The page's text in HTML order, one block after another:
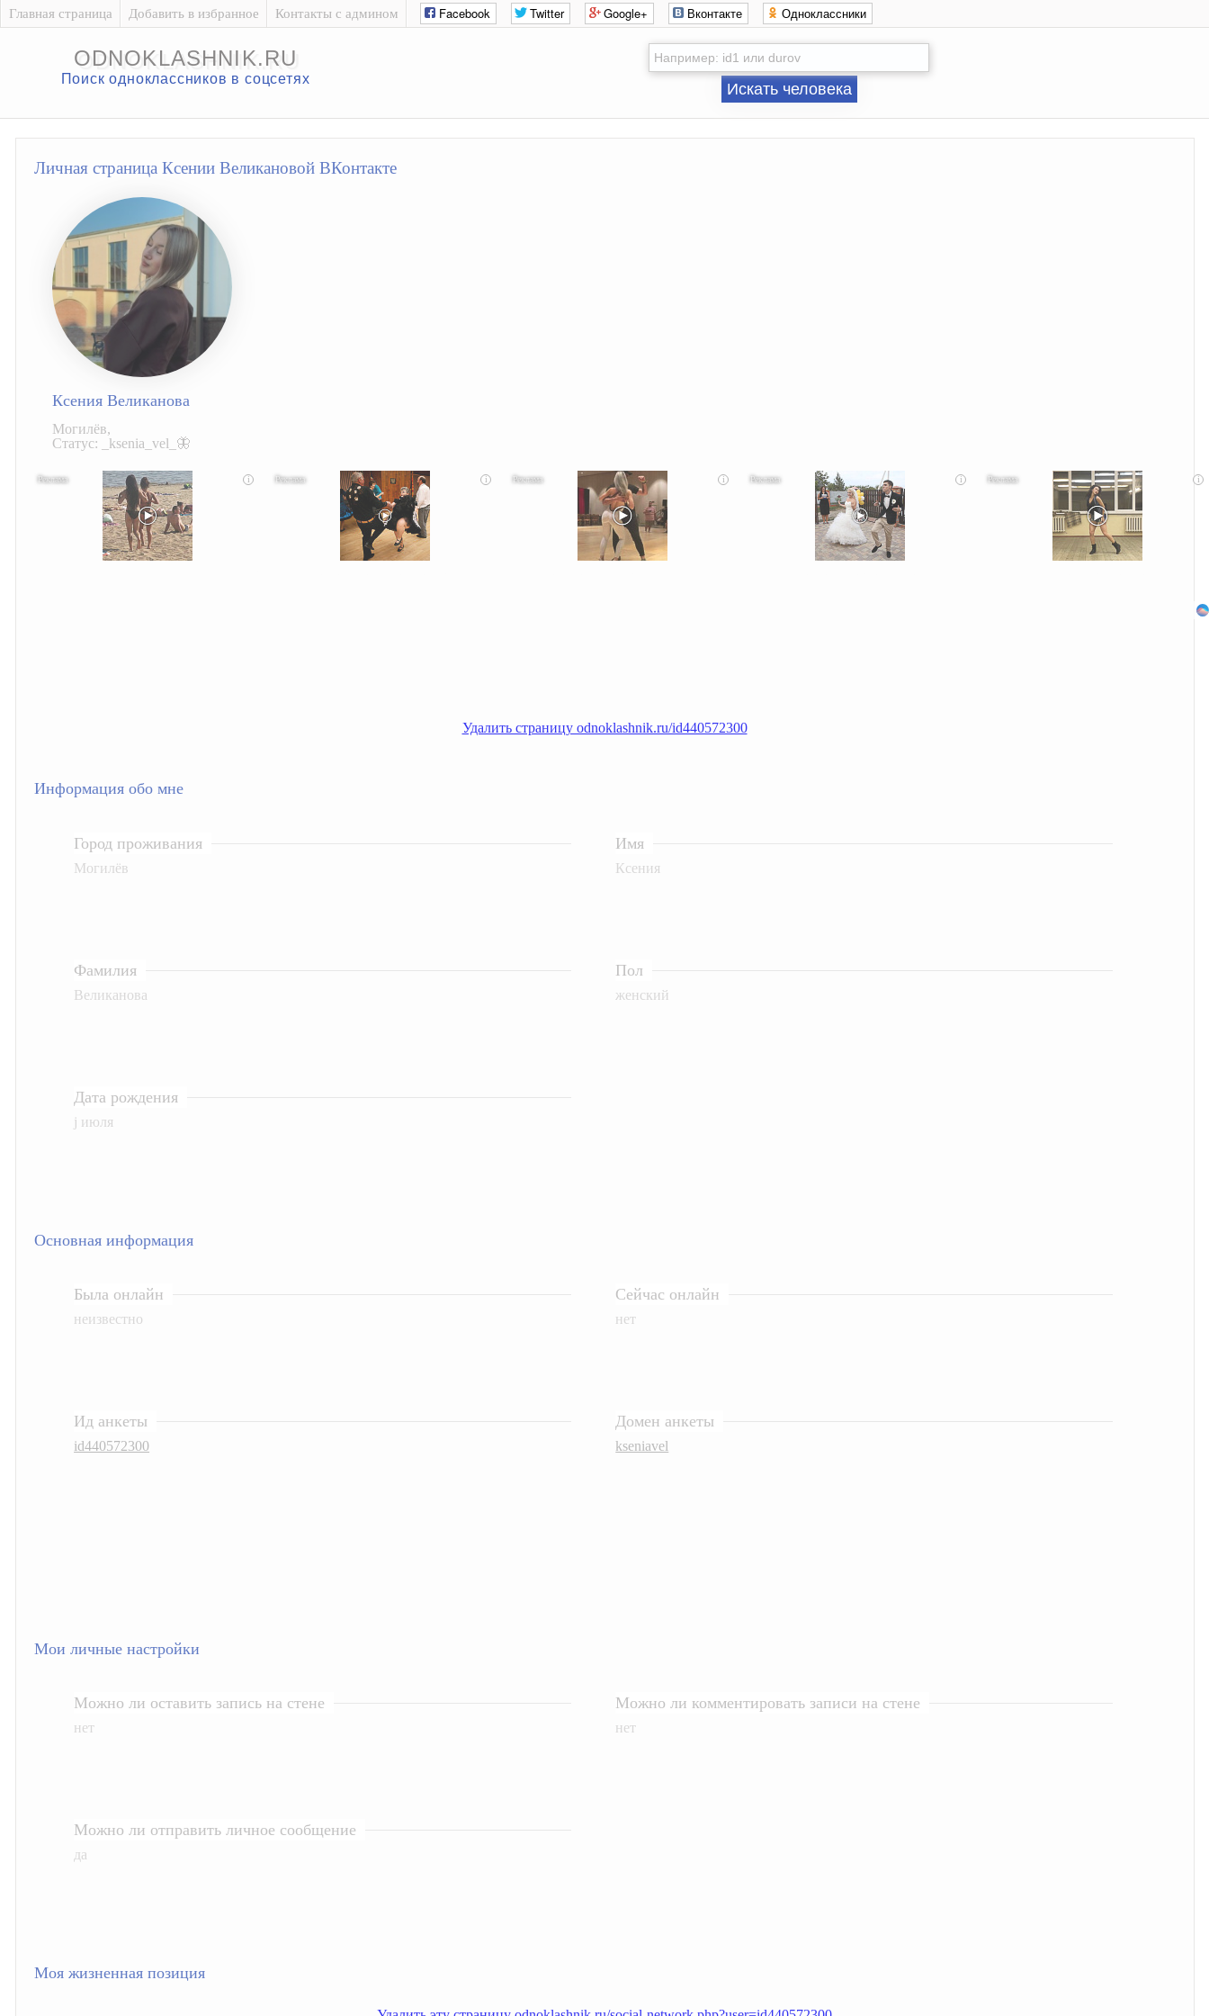
Главная страница Добавить в избранное Контакты с админом Facebook Twitter Google+ Вконтакте Одноклассники
ODNOKLASHNIK.RU
Поиск одноклассников в соцсетях
Искать человека
Личная страница Ксении Великановой ВКонтакте
Ксения Великанова
Могилёв,
Статус: _ksenia_vel_🦋
i i i i i
Удалить страницу odnoklashnik.ru/id440572300
Информация обо мне
Город проживания
Могилёв
Имя
Ксения
Фамилия
Великанова
Пол
женский
Дата рождения
j июля
Основная информация
Была онлайн
неизвестно
Сейчас онлайн
нет
Ид анкеты
id440572300
Домен анкеты
kseniavel
Мои личные настройки
Можно ли оставить запись на стене
нет
Можно ли комментировать записи на стене
нет
Можно ли отправить личное сообщение
да
Моя жизненная позиция